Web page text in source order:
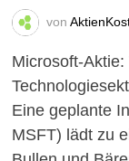
von
Microsoft-
Eine geplante
MSFT) lädt zu